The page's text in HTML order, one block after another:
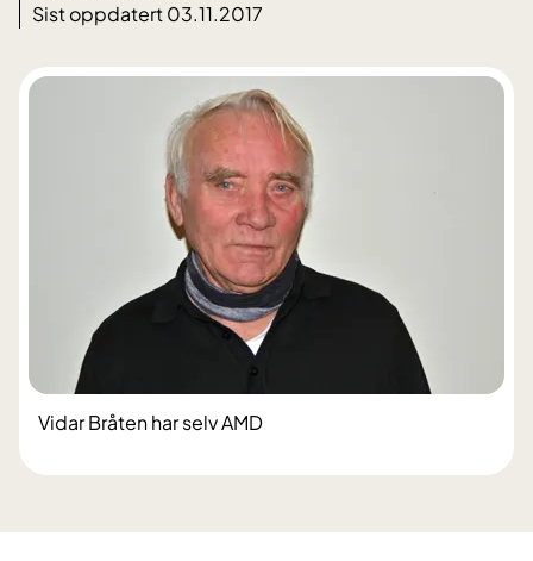
Sist oppdatert 03.11.2017
Vidar Bråten har selv AMD